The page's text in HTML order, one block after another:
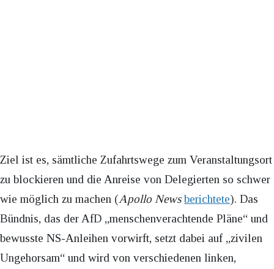
Ziel ist es, sämtliche Zufahrtswege zum Veranstaltungsort
zu blockieren und die Anreise von Delegierten so schwer
wie möglich zu machen (Apollo News berichtete). Das
Bündnis, das der AfD „menschenverachtende Pläne“ und
bewusste NS-Anleihen vorwirft, setzt dabei auf „zivilen
Ungehorsam“ und wird von verschiedenen linken,